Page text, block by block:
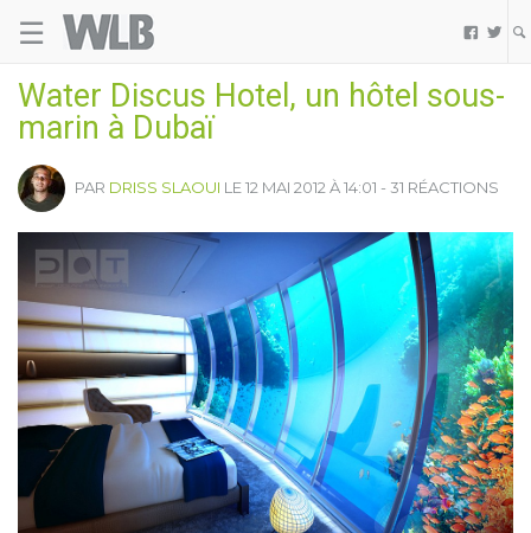
☰  
Water Discus Hotel, un hôtel sous-
marin à Dubaï
PAR DRISS SLAOUI LE 12 MAI 2012 À 14:01 - 31 RÉACTIONS